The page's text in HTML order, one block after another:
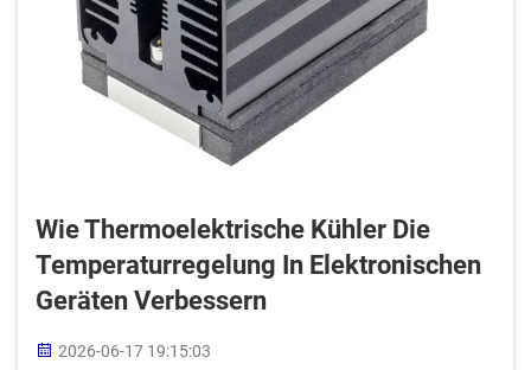
Wie Thermoelektrische Kühler Die
Temperaturregelung In Elektronischen
Geräten Verbessern
2026-06-17 19:15:03